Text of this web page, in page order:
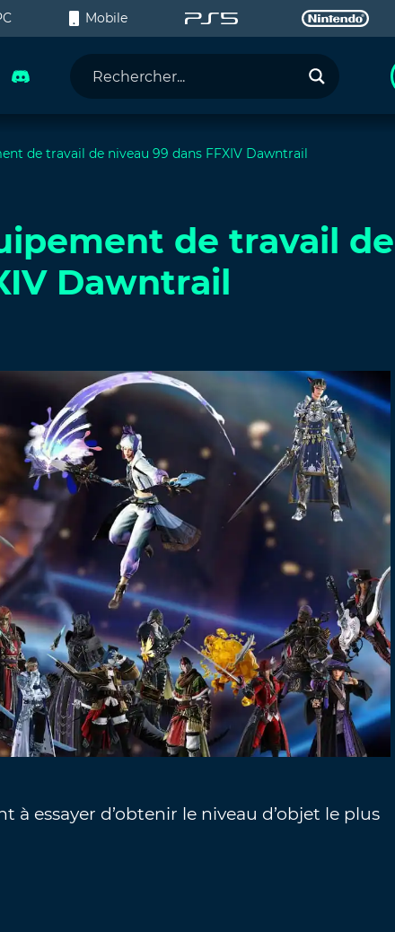
Mobile
de travail de niveau 99 dans FFXIV Dawntrail
de travail de
Dawntrail
à essayer d’obtenir le niveau d’objet le plus